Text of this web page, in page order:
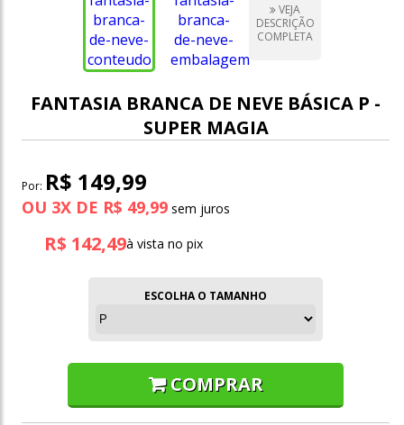
VEJA
DESCRIÇÃO
COMPLETA
FANTASIA BRANCA DE NEVE BÁSICA P -
SUPER MAGIA
Por: R$ 149,99
OU 3X DE R$ 49,99
R$ 142,49à vista no pix
ESCOLHA O TAMANHO
COMPRAR